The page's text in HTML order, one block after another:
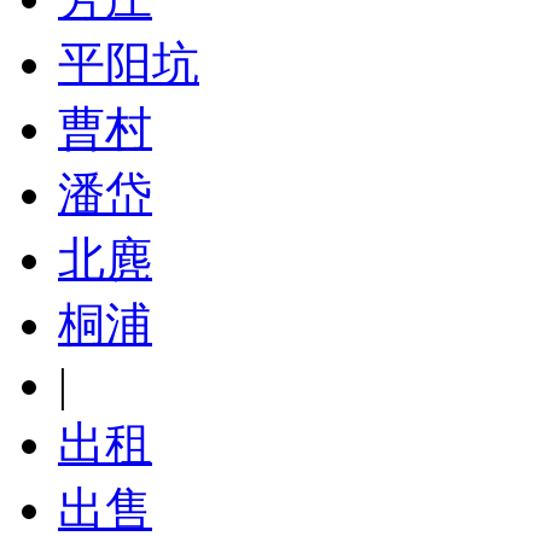
平阳坑
曹村
潘岱
北麂
桐浦
|
出租
出售